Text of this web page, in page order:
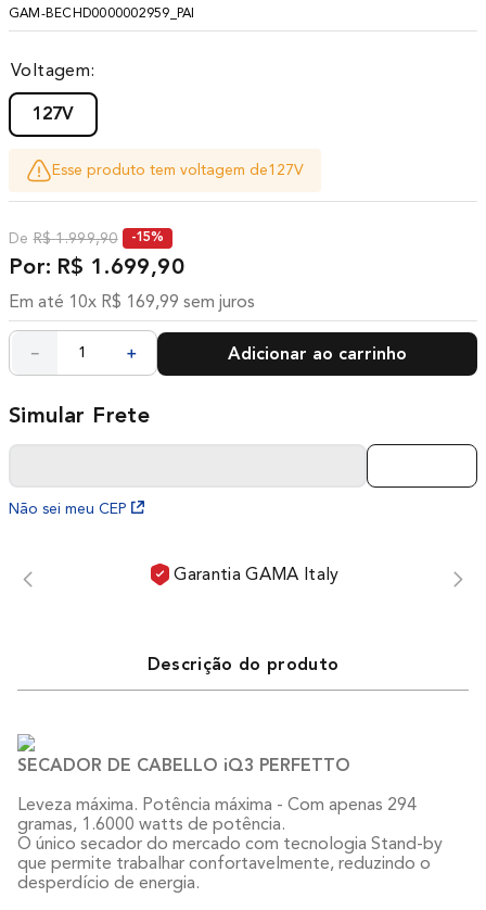
GAM-BECHD0000002959_PAI
Voltagem
127V
Esse produto tem voltagem de127V
R$ 1.999,90 -15%
R$ 1 .699,90
Em até 10x R$ 169,99 sem juros
＋
－ Adicionar ao carrinho
Não sei meu CEP
Garantia GAMA Italy
Descrição do produto
SECADOR DE CABELLO iQ3 PERFETTO
Leveza máxima. Potência máxima - Com apenas 294
gramas, 1.6000 watts de potência.
O único secador do mercado com tecnologia Stand-by
que permite trabalhar confortavelmente, reduzindo o
desperdício de energia.